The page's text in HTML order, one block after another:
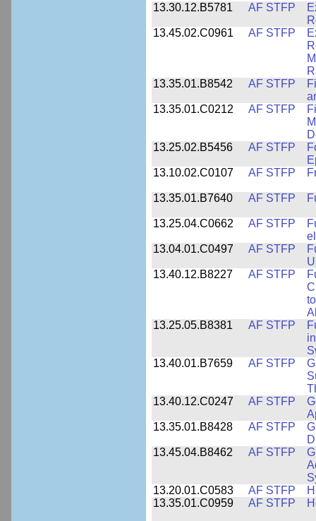
13.30.12.B5781 AF STFP
13.45.02.C0961
AF STFP
13.35.01.B8542
AF STFP
13.35.01.C0212
AF STFP
13.25.02.B5456
AF STFP
13.10.02.C0107
AF STFP
13.35.01.B7640 AF STFP
13.25.04.C0662 AF STFP
13.04.01.C0497
AF STFP
13.40.12.B8227
AF STFP
13.25.05.B8381
AF STFP
13.40.01.B7659
AF STFP
13.40.12.C0247
AF STFP
13.35.01.B8428
AF STFP
13.45.04.B8462
AF STFP
13.20.01.C0583
AF STFP
13.35.01.C0959
AF STFP